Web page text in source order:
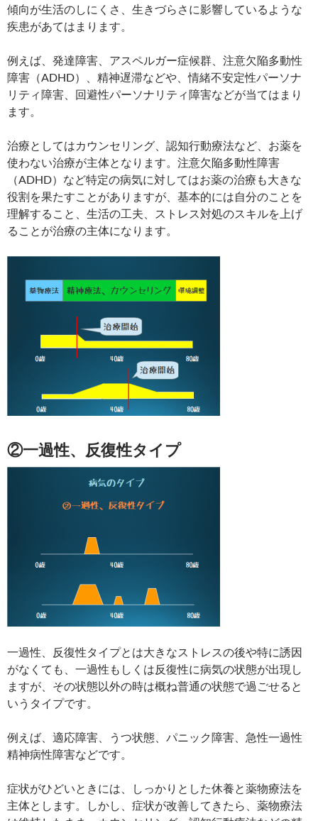
傾向が生活のしにくさ、生きづらさに影響しているような
疾患があてはまります。
例えば、発達障害、アスペルガー症候群、注意欠陥多動性
障害（ADHD）、精神遅滞などや、情緒不安定性パーソナ
リティ障害、回避性パーソナリティ障害などが当てはまり
ます。
治療としてはカウンセリング、認知行動療法など、お薬を
使わない治療が主体となります。注意欠陥多動性障害
（ADHD）など特定の病気に対してはお薬の治療も大きな
役割を果たすことがありますが、基本的には自分のことを
理解すること、生活の工夫、ストレス対処のスキルを上げ
ることが治療の主体になります。
②一過性、反復性タイプ
一過性、反復性タイプとは大きなストレスの後や特に誘因
がなくても、一過性もしくは反復性に病気の状態が出現し
ますが、その状態以外の時は概ね普通の状態で過ごせると
いうタイプです。
例えば、適応障害、うつ状態、パニック障害、急性一過性
精神病性障害などです。
症状がひどいときには、しっかりとした休養と薬物療法を
主体とします。しかし、症状が改善してきたら、薬物療法